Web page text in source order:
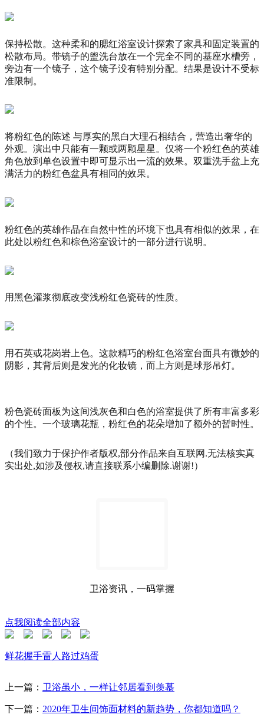
保持松散。 这种柔和的腮红浴室设计探索了家具和固定装置的
松散布局。 带镜子的盥洗台放在一个完全不同的基座水槽旁，
旁边有一个镜子，这个镜子没有特别分配。 结果是设计不受标
准限制。
将粉红色的陈述 与厚实的黑白大理石相结合，营造出奢华的
外观。 演出中只能有一颗或两颗星星。 仅将一个粉红色的英雄
角色放到单色设置中即可显示出一流的效果。 双重洗手盆上充
满活力的粉红色盆具有相同的效果。
粉红色的英雄作品在自然中性的环境下也具有相似的效果，在
此处以粉红色和棕色浴室设计的一部分进行说明。
用黑色灌浆彻底改变浅粉红色瓷砖的性质。
用石英或花岗岩上色。 这款精巧的粉红色浴室台面具有微妙的
阴影，其背后则是发光的化妆镜，而上方则是球形吊灯。
粉色瓷砖面板为这间浅灰色和白色的浴室提供了所有丰富多彩
的个性。 一个玻璃花瓶，粉红色的花朵增加了额外的暂时性。
（我们致力于保护作者版权,部分作品来自互联网.无法核实真
实出处,如涉及侵权,请直接联系小编删除.谢谢!）
卫浴资讯，一码掌握
点我阅读全部内容
鲜花握手雷人 路过鸡蛋
上一篇： 卫浴虽小，一样让邻居看到羡慕
下一篇： 2020年卫生间饰面材料的新趋势，你都知道吗？